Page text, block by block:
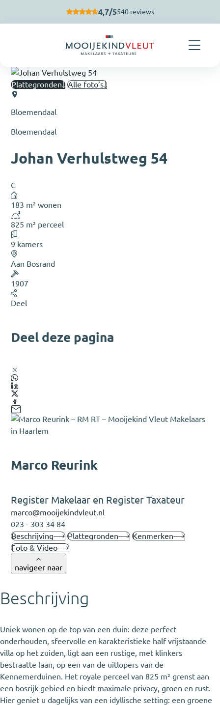
4,7/5540 reviews
Plattegronden Alle foto’s
Bloemendaal
Bloemendaal
Johan Verhulstweg 54
C
183 m² wonen
825 m² perceel
9 kamers
Aan Bosrand
1907
Deel
Deel deze pagina
Marco Reurink
Register Makelaar en Register Taxateur
marco@mooijekindvleut.nl
023 - 303 34 84
Beschrijving
Plattegronden
Kenmerken
Foto & Video
navigeer naar
Beschrijving
Uniek wonen op de top van een duin: deze perfect
onderhouden, sfeervolle en karakteristieke half vrijstaande
villa op het zuiden, ligt aan een rustige, met klinkers
bestraatte laan, op een van de uitlopers van de
Kennemerduinen. Het royale perceel van 825 m² grenst aan
een bosrijk gebied en biedt maximale privacy, groen en rust.
Hier geniet u dagelijks van een idyllische setting: een groene